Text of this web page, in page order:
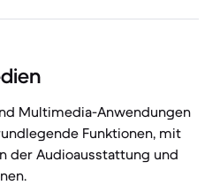
Multimedia-Anwendungen
Funktionen, mit
der Audioausstattung und